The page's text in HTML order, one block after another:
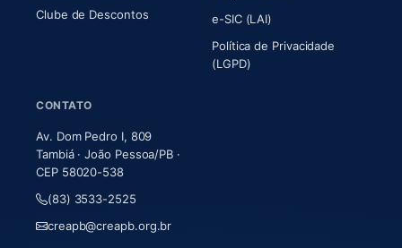
Clube de Descontos
e-SIC (LAI)
Política de Privacidade
(LGPD)
CONTATO
Av. Dom Pedro I, 809
Tambiá · João Pessoa/PB ·
CEP 58020-538
(83) 3533-2525
creapb@creapb.org.br